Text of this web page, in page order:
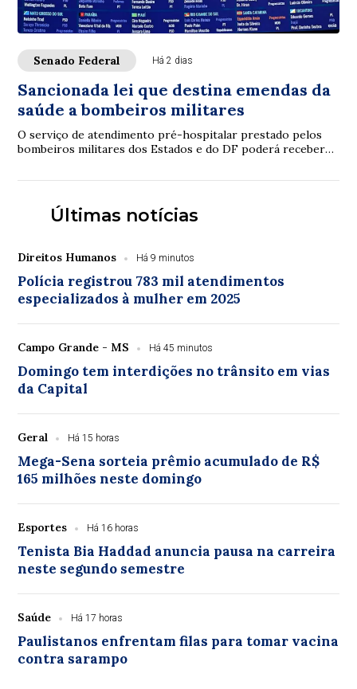
Senado Federal Há 2 dias
Sancionada lei que destina emendas da
saúde a bombeiros militares
O serviço de atendimento pré-hospitalar prestado pelos
bombeiros militares dos Estados e do DF poderá receber
Últimas notícias
Direitos Humanos Há 9 minutos
Polícia registrou 783 mil atendimentos
especializados à mulher em 2025
Campo Grande - MS Há 45 minutos
Domingo tem interdições no trânsito em vias
da Capital
Geral Há 15 horas
Mega-Sena sorteia prêmio acumulado de R$
165 milhões neste domingo
Esportes Há 16 horas
Tenista Bia Haddad anuncia pausa na carreira
neste segundo semestre
Saúde Há 17 horas
Paulistanos enfrentam filas para tomar vacina
contra sarampo